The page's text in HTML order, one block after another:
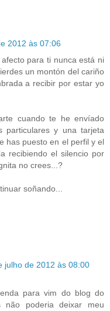
2012 às 07:06
para ti nunca está ni
un montón del cariño
a recibir por estar yo
cuando te he envíado
particulares y una tarjeta
has puesto en el perfil y el
recibiendo el silencio por
no crees...?
soñando...
julho de 2012 às 08:00
para vim do blog do
não poderia deixar meu